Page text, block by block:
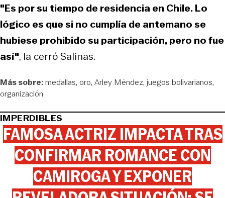
"Es por su tiempo de residencia en Chile. Lo
lógico es que si no cumplía de antemano se
hubiese prohibido su participación, pero no fue
así", la cerró Salinas.
Más sobre:medallas oro Arley Méndez juegos bolivarianos
organización
IMPERDIBLES
FAMOSA ACTRIZ IMPACTA TRAS
CONFIRMAR ROMANCE CON
CAMIROGA Y EXPONER